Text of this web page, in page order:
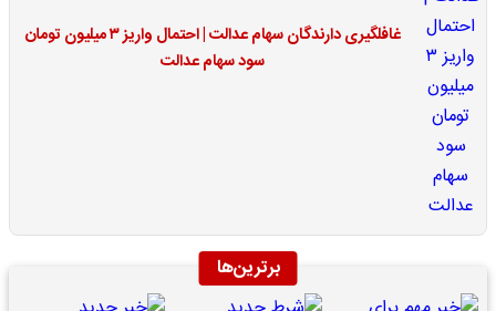
غافلگیری دارندگان سهام عدالت | احتمال واریز ۳ میلیون تومان
سود سهام عدالت
برترین‌ها